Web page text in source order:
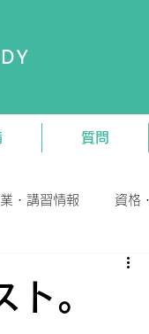
質問
・講習情報 資格
。